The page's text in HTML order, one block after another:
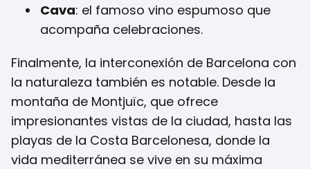
Cava: el famoso vino espumoso que
acompaña celebraciones.
Finalmente, la interconexión de Barcelona con
la naturaleza también es notable. Desde la
montaña de Montjuïc, que ofrece
impresionantes vistas de la ciudad, hasta las
playas de la Costa Barcelonesa, donde la
vida mediterránea se vive en su máxima